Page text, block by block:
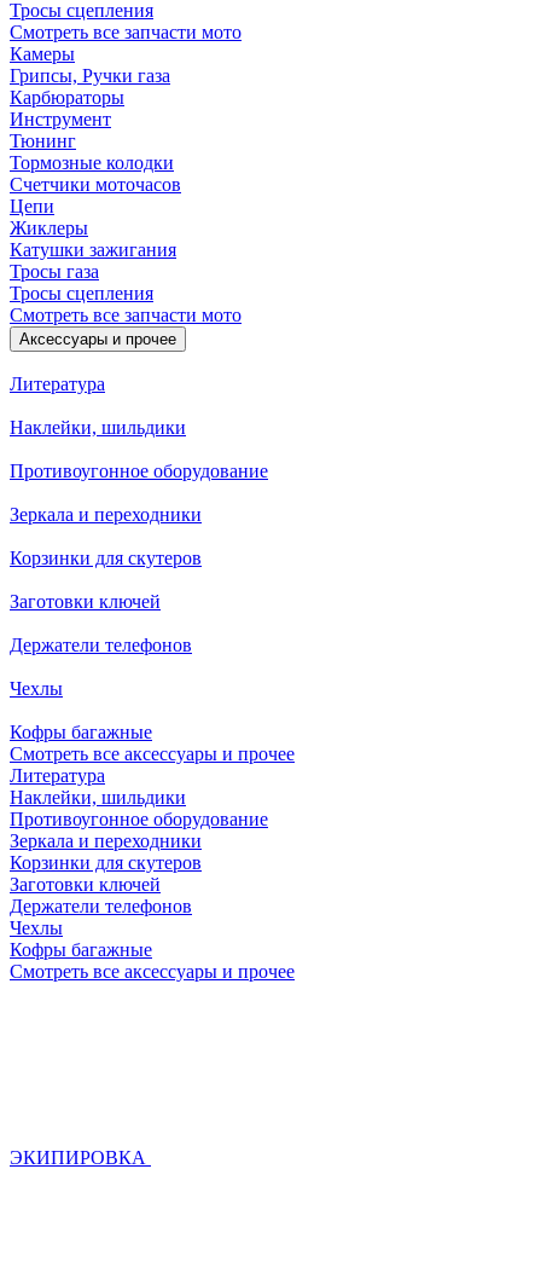
Тросы сцепления
Смотреть все запчасти мото
Камеры
Грипсы, Ручки газа
Карбюраторы
Инструмент
Тюнинг
Тормозные колодки
Счетчики моточасов
Цепи
Жиклеры
Катушки зажигания
Тросы газа
Тросы сцепления
Смотреть все запчасти мото
Аксессуары и прочее
Литература
Наклейки, шильдики
Противоугонное оборудование
Зеркала и переходники
Корзинки для скутеров
Заготовки ключей
Держатели телефонов
Чехлы
Кофры багажные
Смотреть все аксессуары и прочее
Литература
Наклейки, шильдики
Противоугонное оборудование
Зеркала и переходники
Корзинки для скутеров
Заготовки ключей
Держатели телефонов
Чехлы
Кофры багажные
Смотреть все аксессуары и прочее
ЭКИПИРОВКА